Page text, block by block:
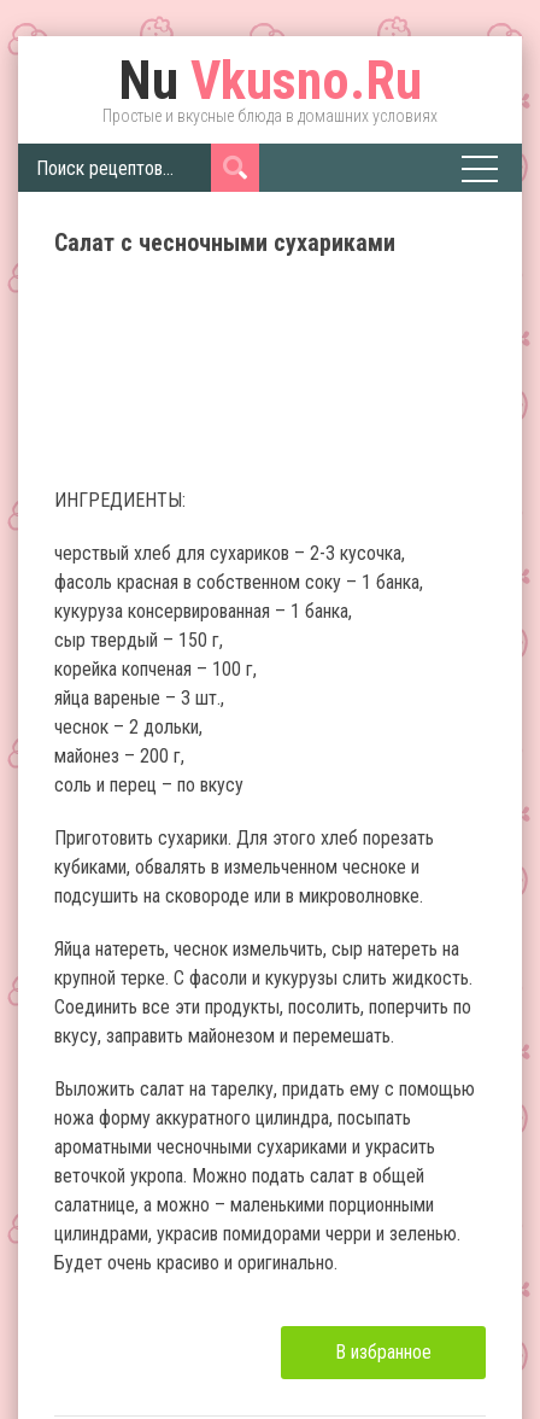
Nu Vkusno.Ru
Простые и вкусные блюда в домашних условиях
Салат с чесночными сухариками
ИНГРЕДИЕНТЫ:
черствый хлеб для сухариков – 2-3 кусочка,
фасоль красная в собственном соку – 1 банка,
кукуруза консервированная – 1 банка,
сыр твердый – 150 г,
корейка копченая – 100 г,
яйца вареные – 3 шт.,
чеснок – 2 дольки,
майонез – 200 г,
соль и перец – по вкусу
Приготовить сухарики. Для этого хлеб порезать
кубиками, обвалять в измельченном чесноке и
подсушить на сковороде или в микроволновке.
Яйца натереть, чеснок измельчить, сыр натереть на
крупной терке. С фасоли и кукурузы слить жидкость.
Соединить все эти продукты, посолить, поперчить по
вкусу, заправить майонезом и перемешать.
Выложить салат на тарелку, придать ему с помощью
ножа форму аккуратного цилиндра, посыпать
ароматными чесночными сухариками и украсить
веточкой укропа. Можно подать салат в общей
салатнице, а можно – маленькими порционными
цилиндрами, украсив помидорами черри и зеленью.
Будет очень красиво и оригинально.
В избранное